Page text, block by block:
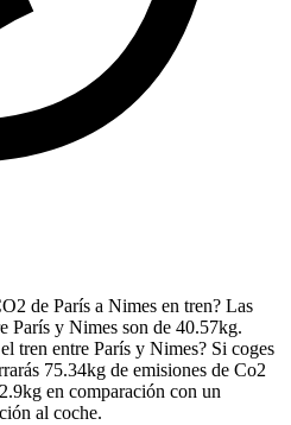
de París a Nimes en tren? Las
París y Nimes son de 40.57kg.
tren entre París y Nimes? Si coges
75.34kg de emisiones de Co2
en comparación con un
al coche.